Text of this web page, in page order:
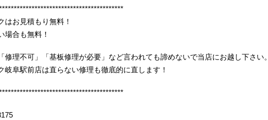
はお見積もり無料！
場合も無料！
修理不可」「基板修理が必要」など言われても諦めないで当店にお越し下さい。
岐阜駅前店は直らない修理も徹底的に直します！